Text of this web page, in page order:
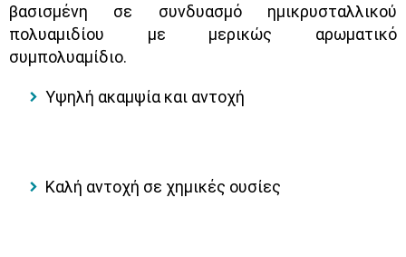
βασισμένη σε συνδυασμό ημικρυσταλλικού
πολυαμιδίου με μερικώς αρωματικό
συμπολυαμίδιο.
Υψηλή ακαμψία και αντοχή
Καλή αντοχή σε χημικές ουσίες